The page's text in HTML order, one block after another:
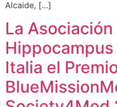
Alcaide, […]
La Asociación
Italia el